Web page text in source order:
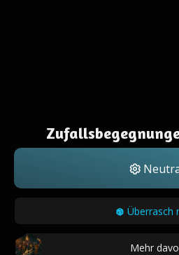
Überrasch
Mehr